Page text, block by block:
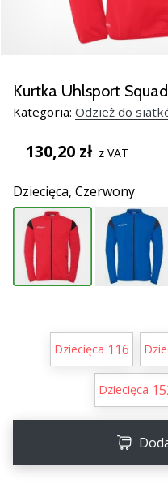
Świąteczne
–
Nasze
porady
pomogą
wybrać
idealny
prezent!
Znajdź
buty,
ubrania
11. 8. 2022
2 min. czytanie
Weplayvolleyball
Kurtka Uhlsport
Kategoria: Odzież do
130,20 zł z VAT
Dziecięca, Czerwony
Dziecięca 116
Dziecięca